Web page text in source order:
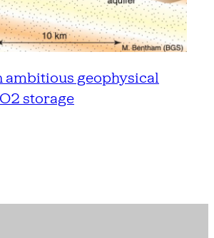
ambitious geophysical
storage